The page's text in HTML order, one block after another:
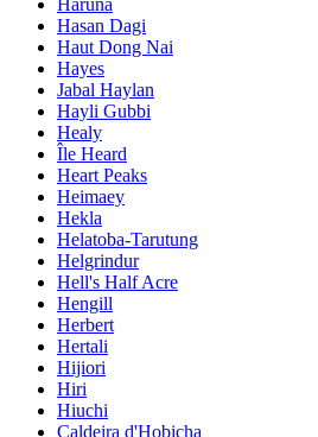
Hasan Dagi
Haut Dong Nai
Hayes
Jabal Haylan
Hayli Gubbi
Healy
Île Heard
Heart Peaks
Heimaey
Hekla
Helatoba-Tarutung
Helgrindur
Hell's Half Acre
Hengill
Herbert
Hertali
Hijiori
Hiri
Hiuchi
Caldeira d'Hobicha